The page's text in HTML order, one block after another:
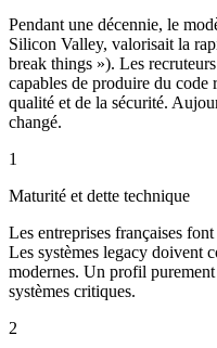
Pendant une décennie, le
Silicon Valley, valorisait la
break things »). Les
capables de produire du code
qualité et de la sécurité.
changé.
1
Maturité et dette technique
Les entreprises françaises
Les systèmes legacy doivent
modernes. Un profil
systèmes critiques.
2